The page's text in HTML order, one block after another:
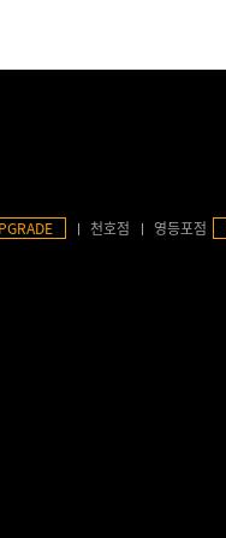
천호점 영등포점